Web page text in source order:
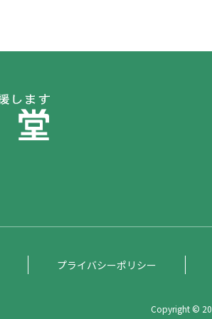
プライバシーポリシー
Copyright ©